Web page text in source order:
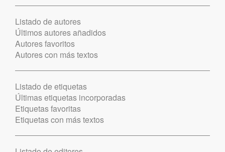
Listado de autores
Últimos autores añadidos
Autores favoritos
Autores con más textos
Listado de etiquetas
Últimas etiquetas incorporadas
Etiquetas favoritas
Etiquetas con más textos